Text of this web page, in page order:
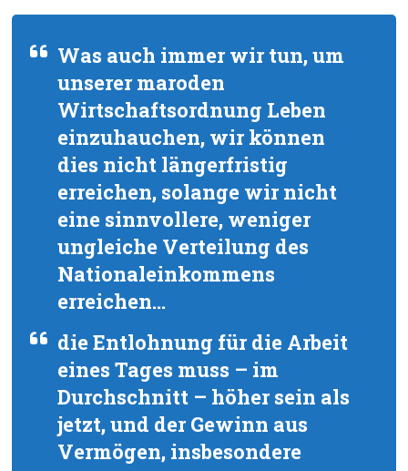
Was auch immer wir tun, um
unserer maroden
Wirtschaftsordnung Leben
einzuhauchen, wir können
dies nicht längerfristig
erreichen, solange wir nicht
eine sinnvollere, weniger
ungleiche Verteilung des
Nationaleinkommens
erreichen…
die Entlohnung für die Arbeit
eines Tages muss – im
Durchschnitt – höher sein als
jetzt, und der Gewinn aus
Vermögen, insbesondere